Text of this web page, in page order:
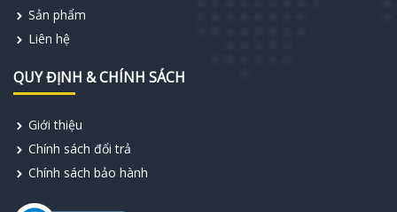
Sản phẩm
Liên hệ
QUY ĐỊNH & CHÍNH SÁCH
Giới thiệu
Chính sách đổi trả
Chính sách bảo hành